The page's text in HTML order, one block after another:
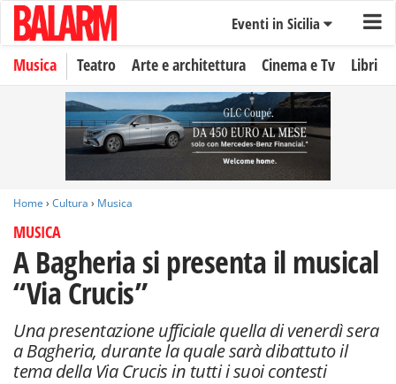
Eventi in Sicilia
Musica Teatro Arte e architettura Cinema e Tv Libri
Home › Cultura › Musica
MUSICA
A Bagheria si presenta il musical
“Via Crucis”
Una presentazione ufficiale quella di venerdì sera
a Bagheria, durante la quale sarà dibattuto il
tema della Via Crucis in tutti i suoi contesti